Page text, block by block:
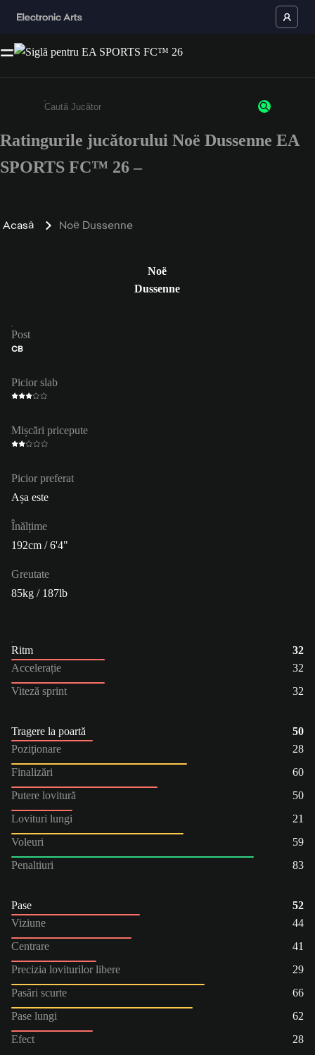
Enter a minimum of 3 characters or numbers
Ratingurile jucătorului Noë Dussenne EA
SPORTS FC™ 26 –
Acasă Noë Dussenne
Noë
Dussenne
Post
CB
Picior slab
Mișcări pricepute
Picior preferat
Așa este
Înălțime
192cm / 6'4"
Greutate
85kg / 187lb
Ritm
32
Accelerație
32
Viteză sprint
32
Tragere la poartă
50
Poziţionare
28
Finalizări
60
Putere lovitură
50
Lovituri lungi
21
Voleuri
59
Penaltiuri
83
Pase
52
Viziune
44
Centrare
41
Precizia loviturilor libere
29
Pasări scurte
66
Pase lungi
62
Efect
28